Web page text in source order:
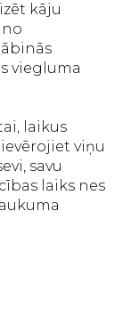
kāju
no
viegluma
laikus
viņu
savu
laiks nes